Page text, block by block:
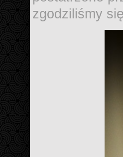
zgodziliśmy